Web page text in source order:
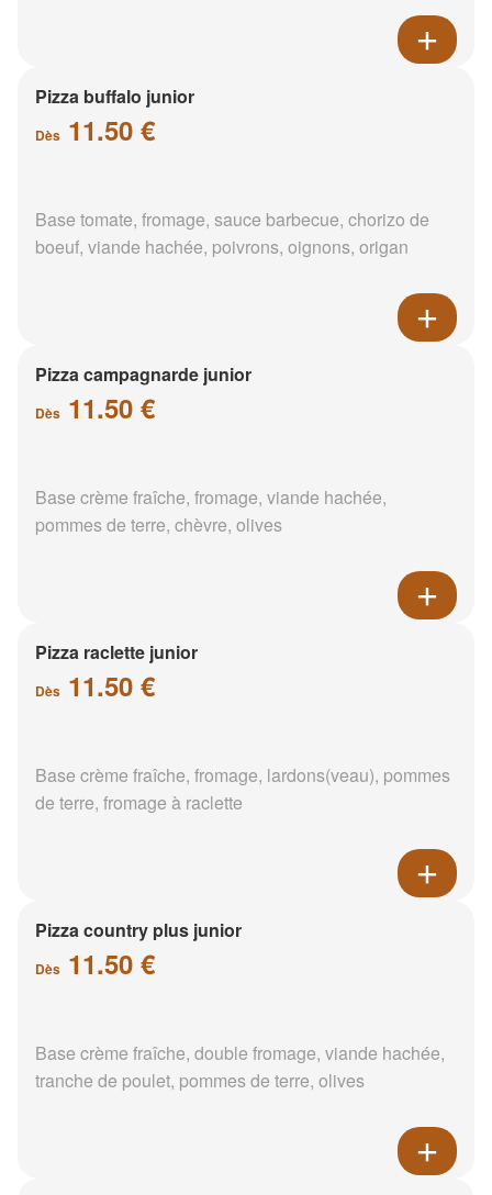
Pizza buffalo junior
Dès 11.50 €
Base tomate, fromage, sauce barbecue, chorizo de
boeuf, viande hachée, poivrons, oignons, origan
Pizza campagnarde junior
Dès 11.50 €
Base crème fraîche, fromage, viande hachée,
pommes de terre, chèvre, olives
Pizza raclette junior
Dès 11.50 €
Base crème fraîche, fromage, lardons(veau), pommes
de terre, fromage à raclette
Pizza country plus junior
Dès 11.50 €
Base crème fraîche, double fromage, viande hachée,
tranche de poulet, pommes de terre, olives